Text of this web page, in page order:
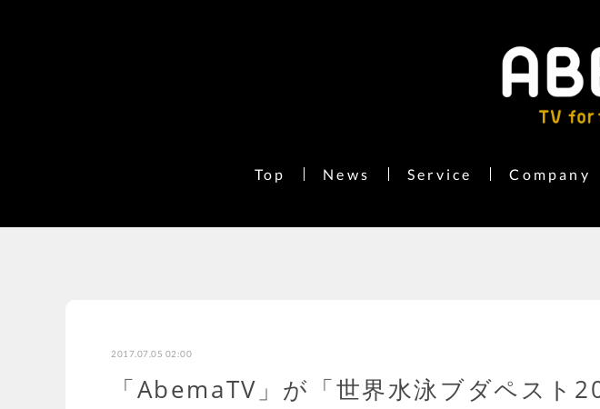
Top News Service Company
2017.07.05 02:00
「AbemaTV」が「世界水泳ブダペスト